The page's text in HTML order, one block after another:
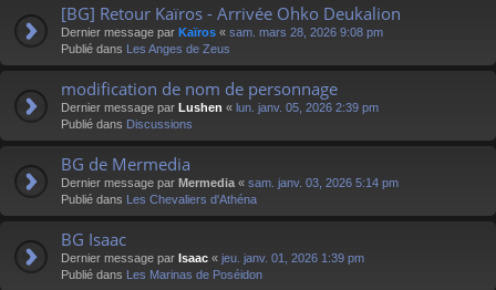
[BG] Retour Kaïros - Arrivée Ohko Deukalion
Dernier message par Kaïros « sam. mars 28, 2026 9:08 pm
Publié dans Les Anges de Zeus
modification de nom de personnage
Dernier message par Lushen « lun. janv. 05, 2026 2:39 pm
Publié dans Discussions
BG de Mermedia
Dernier message par Mermedia « sam. janv. 03, 2026 5:14 pm
Publié dans Les Chevaliers d'Athéna
BG Isaac
Dernier message par Isaac « jeu. janv. 01, 2026 1:39 pm
Publié dans Les Marinas de Poséidon